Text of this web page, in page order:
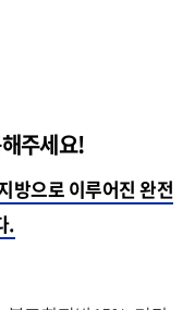
주세요!
방으로 이루어진 완전
.